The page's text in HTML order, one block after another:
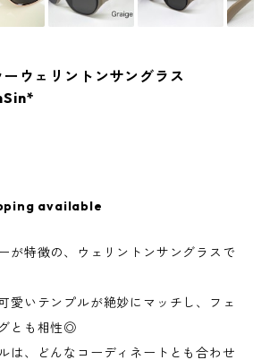
ウェリントンサングラス
available
が特徴の、ウェリントンサングラスで
愛いテンプルが絶妙にマッチし、フェ
とも相性◎
は、どんなコーディネートとも合わせ